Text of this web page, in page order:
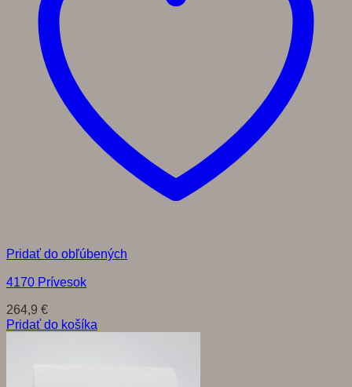
Pridať do obľúbených
4170 Prívesok
264,9 €
Pridať do košíka